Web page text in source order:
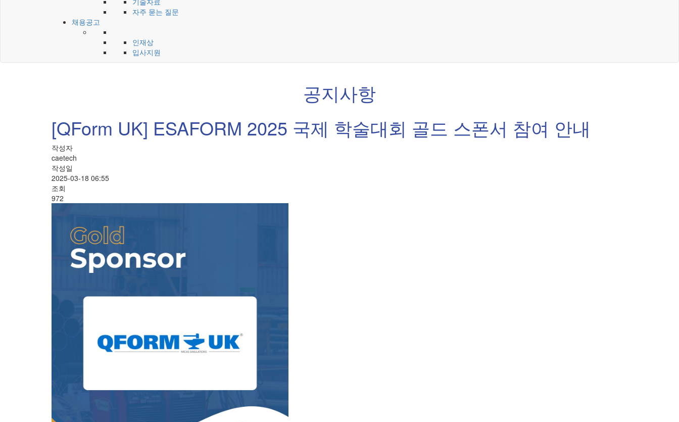
자주 묻는 질문
채용공고
인재상
입사지원
공지사항
[QForm UK] ESAFORM 2025 국제 학술대회 골드 스폰서 참여 안내
작성자
caetech
작성일
2025-03-18 06:55
조회
972